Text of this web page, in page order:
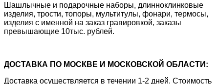
Шашлычные и подарочные наборы, длинноклинковые
изделия, трости, топоры, мультитулы, фонари, термосы,
изделия с именной на заказ гравировкой, заказы
превышающие 10тыс. рублей.
ДОСТАВКА ПО МОСКВЕ И МОСКОВСКОЙ ОБЛАСТИ:
Доставка осуществляется в течении 1-2 дней. Стоимость